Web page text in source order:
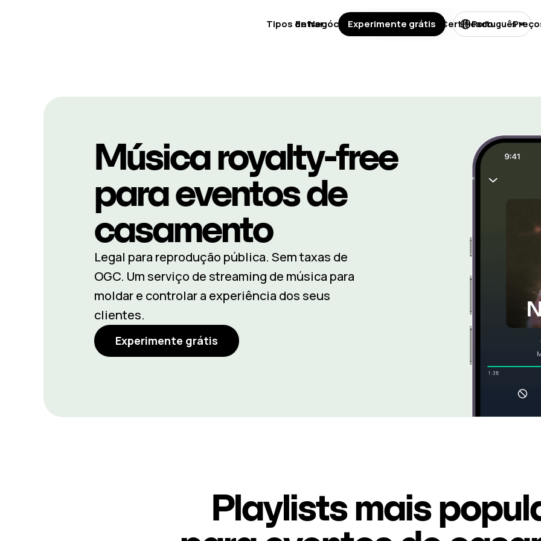
Música royalty-free
para eventos de
casamento
Legal para reprodução pública. Sem taxas de
OGC. Um serviço de streaming de música para
moldar e controlar a experiência dos seus
clientes.
Experimente grátis
Playlists mais
Tipos de Negócios Licenças Certificado
Entrar Experimente grátis Português